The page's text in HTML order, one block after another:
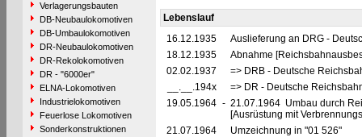
Verlagerungsbauten
DB-Neubaulokomotiven
DB-Umbaulokomotiven
DR-Neubaulokomotiven
DR-Rekolokomotiven
DR - "6000er"
ELNA-Lokomotiven
Industrielokomotiven
Feuerlose Lokomotiven
Sonderkonstruktionen
Lebenslauf
16.12.1935
Auslieferung an DRG -
18.12.1935
Abnahme
02.02.1937
=> DRB - Deutsche
__.__.194x
=> DR - Deutsche
19.05.1964 - 21.07.1964 Umbau durch
[Ausrüstung mit
21.07.1964
Umzeichnung in "01 526"